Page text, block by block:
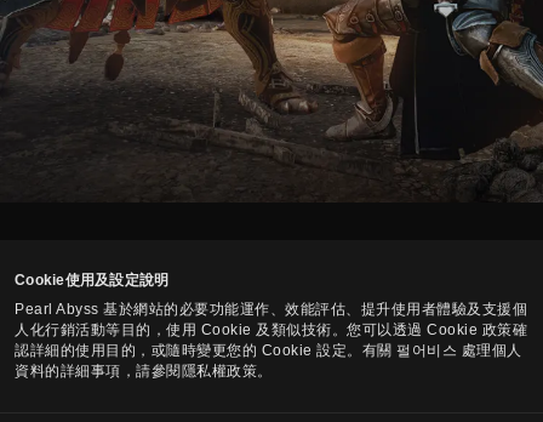
Cookie使用及設定說明
Pearl Abyss 基於網站的必要功能運作、效能評估、提升使用者體驗及支援個
人化行銷活動等目的，使用 Cookie 及類似技術。您可以透過 Cookie 政策確
認詳細的使用目的，或隨時變更您的 Cookie 設定。有關 펄어비스 處理個人
資料的詳細事項，請參閱隱私權政策。
Pearl Abyss服務使用條款 個人資料處理辦法
條款及法務
Cookie 使用政策
您的隱私權控制項